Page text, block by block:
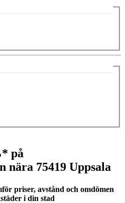
på
nära 75419 Uppsala
priser, avstånd och omdömen
i din stad